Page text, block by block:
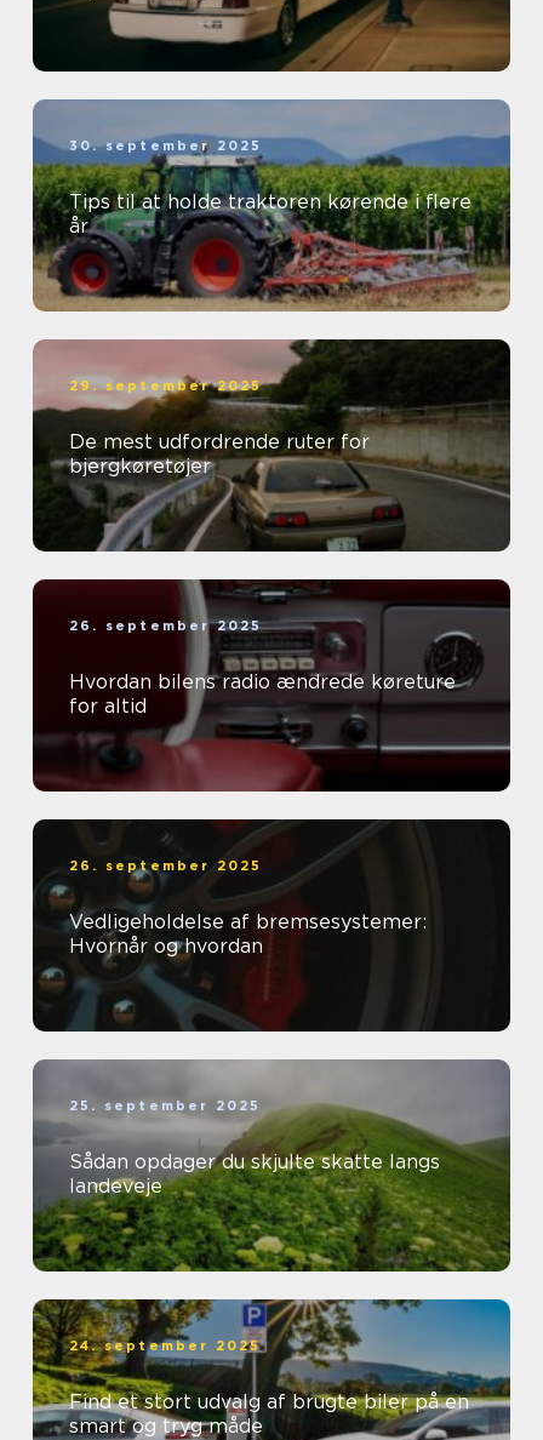
30. september 2025
Tips til at holde traktoren kørende i flere
år
29. september 2025
De mest udfordrende ruter for
bjergkøretøjer
26. september 2025
Hvordan bilens radio ændrede køreture
for altid
26. september 2025
Vedligeholdelse af bremsesystemer:
Hvornår og hvordan
25. september 2025
Sådan opdager du skjulte skatte langs
landeveje
24. september 2025
Find et stort udvalg af brugte biler på en
smart og tryg måde